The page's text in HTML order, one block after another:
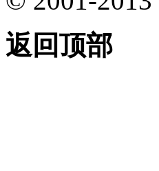
返回顶部